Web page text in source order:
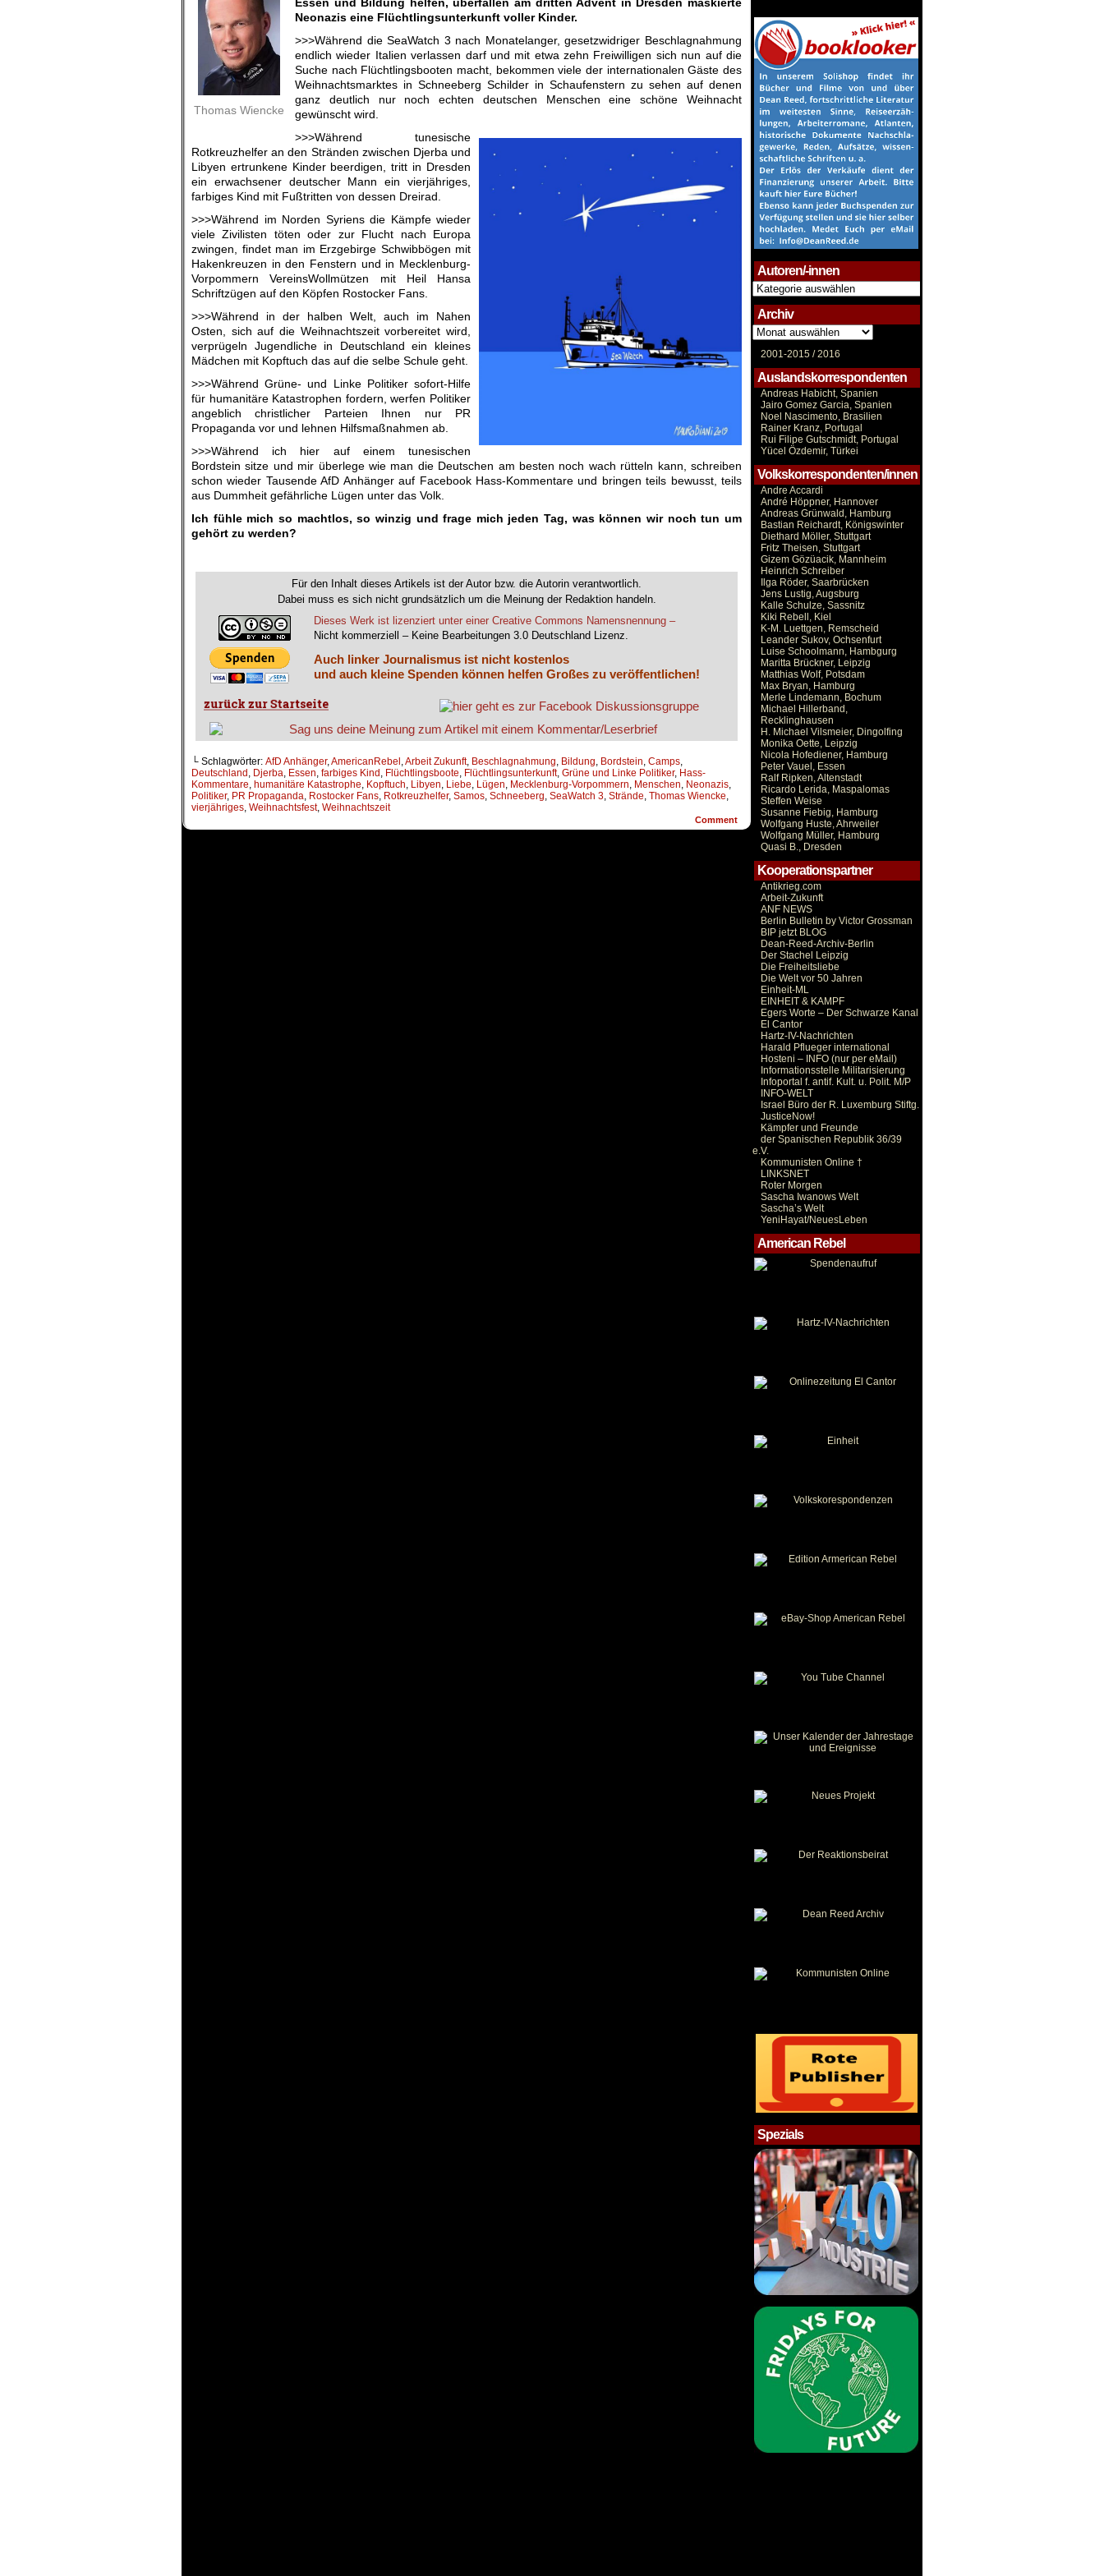
Thomas Wiencke
Neonazis eine Flüchtlingsunterkunft voller Kinder.
>>>Während die SeaWatch 3 nach Monatelanger, gesetzwidriger Beschlagnahmung
endlich wieder Italien verlassen darf und mit etwa zehn Freiwilligen sich nun auf die
Suche nach Flüchtlingsbooten macht, bekommen viele der internationalen Gäste des
Weihnachtsmarktes in Schneeberg Schilder in Schaufenstern zu sehen auf denen
ganz deutlich nur noch echten deutschen Menschen eine schöne Weihnacht
gewünscht wird.
>>>Während tunesische
Rotkreuzhelfer an den Stränden zwischen Djerba und
Libyen ertrunkene Kinder beerdigen, tritt in Dresden
ein erwachsener deutscher Mann ein vierjähriges,
farbiges Kind mit Fußtritten von dessen Dreirad.
>>>Während im Norden Syriens die Kämpfe wieder
viele Zivilisten töten oder zur Flucht nach Europa
zwingen, findet man im Erzgebirge Schwibbögen mit
Hakenkreuzen in den Fenstern und in Mecklenburg-
Vorpommern VereinsWollmützen mit Heil Hansa
Schriftzügen auf den Köpfen Rostocker Fans.
>>>Während in der halben Welt, auch im Nahen
Osten, sich auf die Weihnachtszeit vorbereitet wird,
verprügeln Jugendliche in Deutschland ein kleines
Mädchen mit Kopftuch das auf die selbe Schule geht.
>>>Während Grüne- und Linke Politiker sofort-Hilfe
für humanitäre Katastrophen fordern, werfen Politiker
angeblich christlicher Parteien Ihnen nur PR
Propaganda vor und lehnen Hilfsmaßnahmen ab.
>>>Während ich hier auf einem tunesischen
Bordstein sitze und mir überlege wie man die Deutschen am besten noch wach rütteln kann, schreiben
schon wieder Tausende AfD Anhänger auf Facebook Hass-Kommentare und bringen teils bewusst, teils
aus Dummheit gefährliche Lügen unter das Volk.
Ich fühle mich so machtlos, so winzig und frage mich jeden Tag, was können wir noch tun um
gehört zu werden?
Für den Inhalt dieses Artikels ist der Autor bzw. die Autorin verantwortlich.
Dabei muss es sich nicht grundsätzlich um die Meinung der Redaktion handeln.
Dieses Werk ist lizenziert unter einer Creative Commons Namensnennung –
Nicht kommerziell – Keine Bearbeitungen 3.0 Deutschland Lizenz.
Auch linker Journalismus ist nicht kostenlos
und auch kleine Spenden können helfen Großes zu veröffentlichen!
└ Schlagwörter: AfD Anhänger,AmericanRebel ,Arbeit Zukunft, Beschlagnahmung, Bildung, Bordstein, Camps,
Deutschland , Djerba, Essen, farbiges Kind , Flüchtlingsboote, Flüchtlingsunterkunft, Grüne und Linke Politiker, Hass-
Kommentare, humanitäre Katastrophe, Kopftuch, Libyen, Liebe, Lügen, Mecklenburg-Vorpommern, Menschen, Neonazis,
Politiker, PR Propaganda, Rostocker Fans, Rotkreuzhelfer, Samos, Schneeberg, SeaWatch 3, Strände, Thomas Wiencke,
vierjähriges, Weihnachtsfest, Weihnachtszeit
Comment
Autoren/-innen
Autoren/-
innen
Archiv
Archiv
2001-2015 /2016
Auslandskorrespondenten
Andreas Habicht, Spanien
Jairo Gomez Garcia, Spanien
Noel Nascimento, Brasilien
Rainer Kranz, Portugal
Rui Filipe Gutschmidt, Portugal
Yücel Özdemir, Türkei
Volkskorrespondenten/innen
Andre Accardi
André Höppner, Hannover
Andreas Grünwald, Hamburg
Bastian Reichardt, Königswinter
Diethard Möller, Stuttgart
Fritz Theisen, Stuttgart
Gizem Gözüacik, Mannheim
Heinrich Schreiber
Ilga Röder, Saarbrücken
Jens Lustig, Augsburg
Kalle Schulze, Sassnitz
Kiki Rebell, Kiel
K-M. Luettgen, Remscheid
Leander Sukov, Ochsenfurt
Luise Schoolmann, Hambgurg
Maritta Brückner, Leipzig
Matthias Wolf, Potsdam
Max Bryan, Hamburg
Merle Lindemann, Bochum
Michael Hillerband,
Recklinghausen
H. Michael Vilsmeier, Dingolfing
Monika Oette, Leipzig
Nicola Hofediener, Hamburg
Peter Vauel, Essen
Ralf Ripken, Altenstadt
Ricardo Lerida, Maspalomas
Steffen Weise
Susanne Fiebig, Hamburg
Wolfgang Huste, Ahrweiler
Wolfgang Müller, Hamburg
Quasi B., Dresden
Kooperationspartner
Antikrieg.com
Arbeit-Zukunft
ANF NEWS
Berlin Bulletin by Victor Grossman
BIP jetzt BLOG
Dean-Reed-Archiv-Berlin
Der Stachel Leipzig
Die Freiheitsliebe
Die Welt vor 50 Jahren
Einheit-ML
EINHEIT & KAMPF
Egers Worte – Der Schwarze Kanal
El Cantor
Hartz-IV-Nachrichten
Harald Pflueger international
Hosteni – INFO (nur per eMail)
Informationsstelle Militarisierung
Infoportal f. antif. Kult. u. Polit. M/P
INFO-WELT
Israel Büro der R. Luxemburg Stiftg.
JusticeNow!
Kämpfer und Freunde
der Spanischen Republik 36/39
e.V.
Kommunisten Online †
LINKSNET
Roter Morgen
Sascha Iwanows Welt
Sascha’s Welt
YeniHayat/NeuesLeben
American Rebel
Spezials